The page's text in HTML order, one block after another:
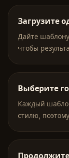
Загрузите
Дайте
чтобы
Выберите
Каждый
стилю,